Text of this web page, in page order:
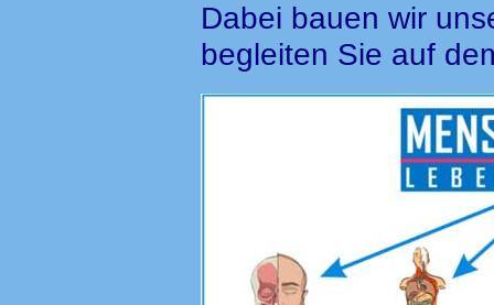
Dabei bauen wir
begleiten Sie auf